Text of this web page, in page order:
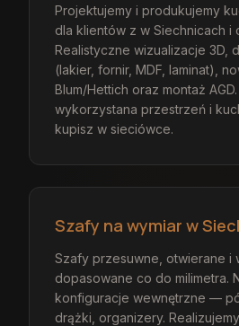
Projektujemy i produkujemy
dla klientów z w Siechnicach i
Realistyczne wizualizacje 3D,
(lakier, fornir, MDF, laminat),
Blum/Hettich oraz montaż
wykorzystana przestrzeń i
kupisz w sieciówce.
Szafy na wymiar w
Szafy przesuwne, otwierane i
dopasowane co do milimetra.
konfiguracje wewnętrzne —
drążki, organizery.